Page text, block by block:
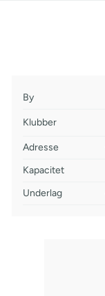
By
Klubber
Adresse
Kapacitet
Underlag